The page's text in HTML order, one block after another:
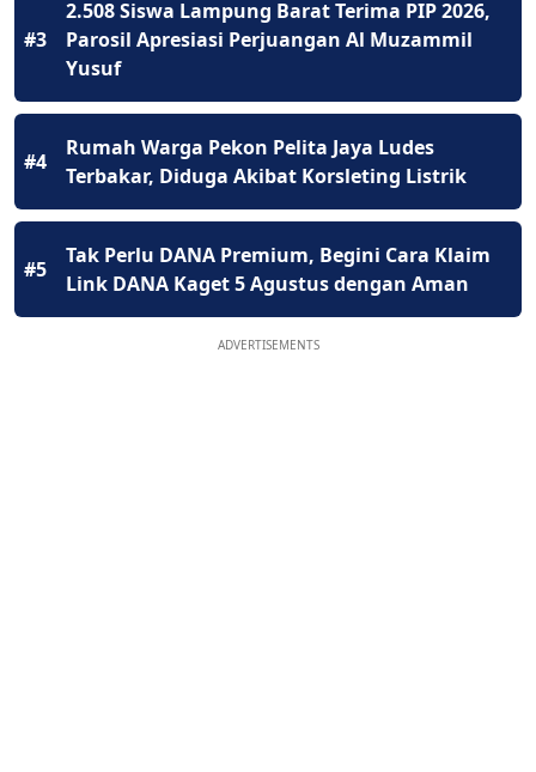
#3
2.508 Siswa Lampung Barat Terima PIP 2026,
Parosil Apresiasi Perjuangan Al Muzammil
Yusuf
#4
Rumah Warga Pekon Pelita Jaya Ludes
Terbakar, Diduga Akibat Korsleting Listrik
#5
Tak Perlu DANA Premium, Begini Cara Klaim
Link DANA Kaget 5 Agustus dengan Aman
ADVERTISEMENTS